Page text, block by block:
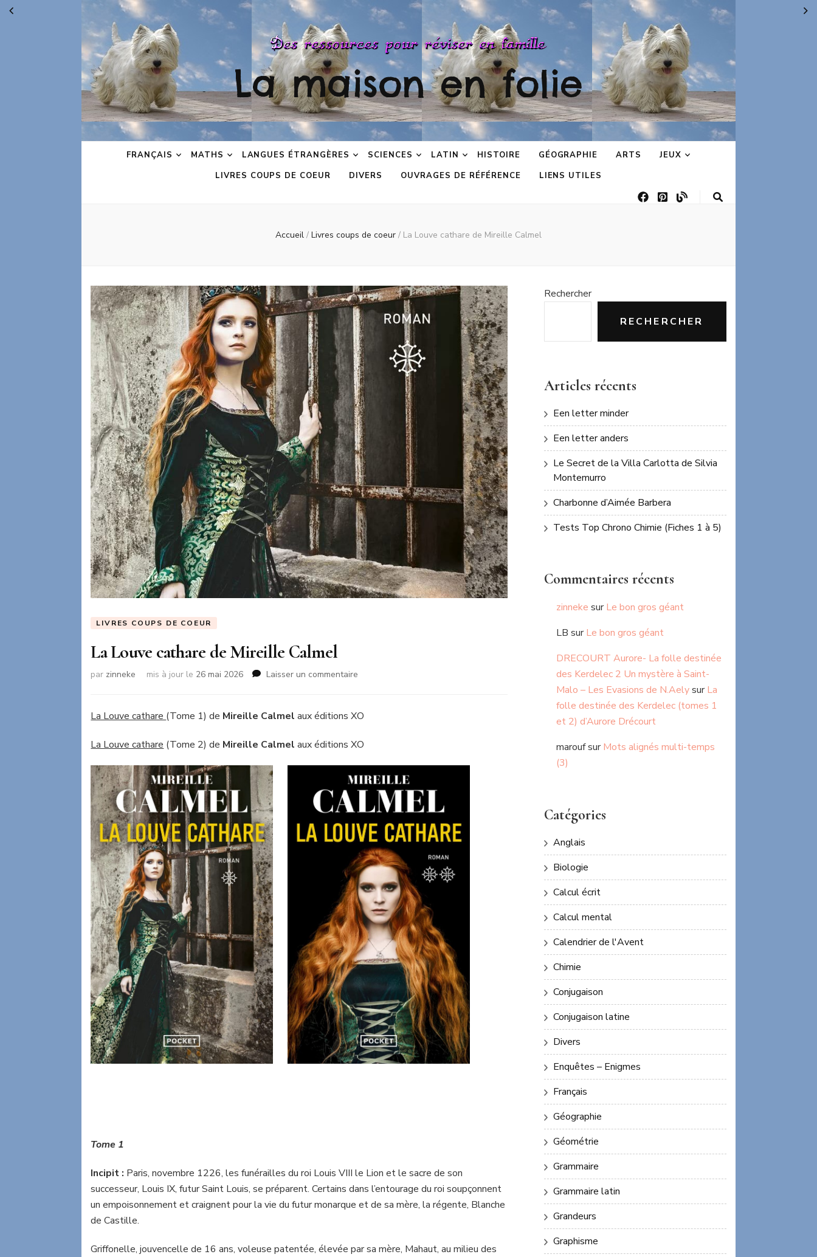
La maison en folie
FRANÇAIS MATHS LANGUES ÉTRANGÈRES SCIENCES LATIN HISTOIRE GÉOGRAPHIE ARTS
JEUX
LIVRES COUPS DE COEUR
DIVERS OUVRAGES DE RÉFÉRENCE LIENS UTILES
Accueil / Livres coups de coeur / La Louve cathare de Mireille Calmel
LIVRES COUPS DE COEUR
La Louve cathare de Mireille Calmel
par zinneke mis à jour le 26 mai 2026 Laisser un commentaire
cathare
Calmel
La Louve cathare (Tome 1) de Mireille Calmel aux éditions XO
La Louve cathare (Tome 2) de Mireille Calmel aux éditions XO
Tome 1
Incipit : Paris, novembre 1226, les funérailles du roi Louis VIII le Lion et le sacre de son
successeur, Louis IX, futur Saint Louis, se préparent. Certains dans l’entourage du roi soupçonnent
un empoisonnement et craignent pour la vie du futur monarque et de sa mère, la régente, Blanche
de Castille.
Griffonelle, jouvencelle de 16 ans, voleuse patentée, élevée par sa mère, Mahaut, au milieu des
Rechercher
RECHERCHER
Articles récents
Een letter minder
Een letter anders
Le Secret de la Villa Carlotta de Silvia
Montemurro
Charbonne d’Aimée Barbera
Tests Top Chrono Chimie (Fiches 1 à 5)
Commentaires récents
zinneke surLe bon gros géant
LB surLe bon gros géant
DRECOURT Aurore- La folle destinée
des Kerdelec 2 Un mystère à Saint-
Malo – Les Evasions de N.AelysurLa
folle destinée des Kerdelec (tomes 1
et 2) d’Aurore Drécourt
maroufsurMots alignés multi-temps
(3)
Catégories
Anglais
Biologie
Calcul écrit
Calcul mental
Calendrier de l'Avent
Chimie
Conjugaison
Conjugaison latine
Divers
Enquêtes – Enigmes
Français
Géographie
Géométrie
Grammaire
Grammaire latin
Grandeurs
Graphisme